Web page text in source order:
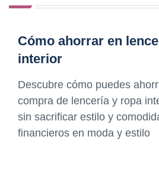
Cómo ahorrar en
interior
Descubre cómo puedes
compra de lencería y ropa
sin sacrificar estilo y
financieros en moda y estilo